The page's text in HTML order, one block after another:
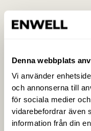
Denna webbplats
Vi använder
och annonserna till
för sociala medier
vidarebefordrar även
information från din